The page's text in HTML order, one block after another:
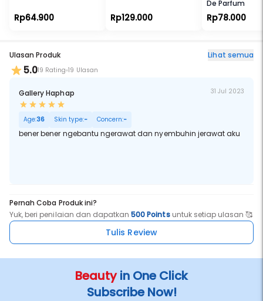
Rp64.900 Rp129.000
De Parfum
Rp78.000
Ulasan Produk Lihat semua
5.019 Rating 19 Ulasan
Gallery Haphap 31 Jul 2023
Age:36 Skin type:- Concern:-
bener bener ngebantu ngerawat dan nyembuhin jerawat aku
Pernah Coba Produk ini?
Yuk, beri penilaian dan dapatkan500 Pointsuntuk setiap ulasan 🥰
Tulis Review
Beautyin One Click
Subscribe Now!